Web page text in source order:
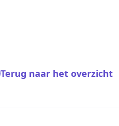
Terug naar het overzicht